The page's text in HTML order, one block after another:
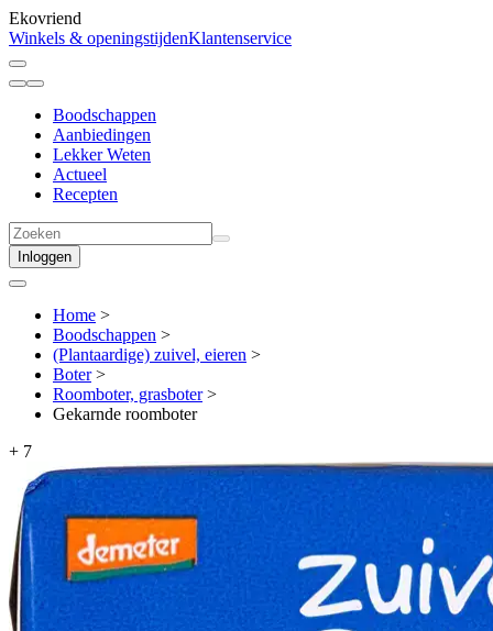
Ekovriend
Winkels & openingstijdenKlantenservice
Boodschappen
Aanbiedingen
Lekker Weten
Actueel
Recepten
Inloggen
Home >
Boodschappen >
(Plantaardige) zuivel, eieren >
Boter>
Roomboter, grasboter>
Gekarnde roomboter
+ 7